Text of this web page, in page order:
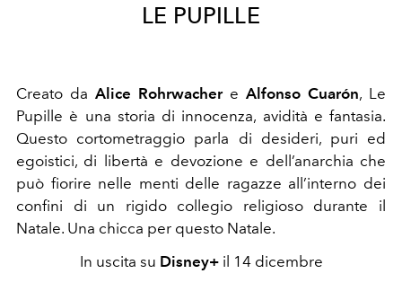
LE PUPILLE
Creato da Alice Rohrwachere Alfonso Cuarón, Le
Pupille è una storia di innocenza, avidità e fantasia.
Questo cortometraggio parla di desideri, puri ed
egoistici, di libertà e devozione e dell’anarchia che
può fiorire nelle menti delle ragazze all’interno dei
confini di un rigido collegio religioso durante il
Natale. Una chicca per questo Natale.
In uscita su Disney+il 14 dicembre